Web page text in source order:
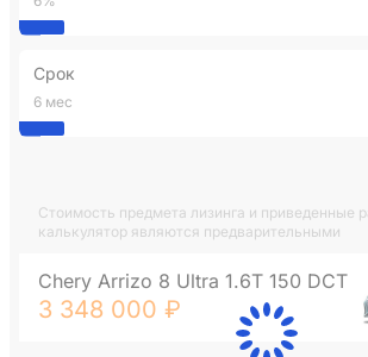
Срок
6 мес
Стоимость предмета лизинга и приведенные
калькулятор являются предварительными
Chery Arrizo 8 Ultra 1.6T 150 DCT
3 348 000 ₽